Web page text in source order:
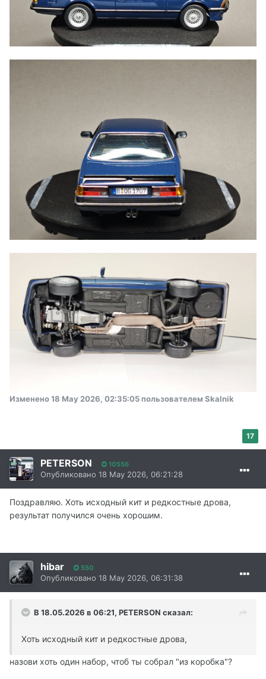
Изменено18 May 2026, 02:35:05пользователем Skalnik
17
PETERSON 10556
Опубликовано 18 May 2026, 06:21:28
Поздравляю. Хоть исходный кит и редкостные дрова,
результат получился очень хорошим.
hibar 550
Опубликовано 18 May 2026, 06:31:38
В 18.05.2026 в 06:21, PETERSON сказал:
Хоть исходный кит и редкостные дрова,
назови хоть один набор, чтоб ты собрал "из коробка"?